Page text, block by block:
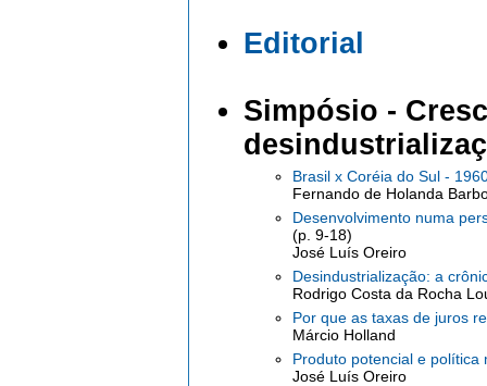
Editorial
Simpósio -
Brasil x Coréia do Sul -
Fernando de Holanda
Desenvolvimento numa
(p. 9-18)
José Luís Oreiro
Desindustrialização: a
Rodrigo Costa da Rocha
Por que as taxas de juros
Márcio Holland
Produto potencial e
José Luís Oreiro